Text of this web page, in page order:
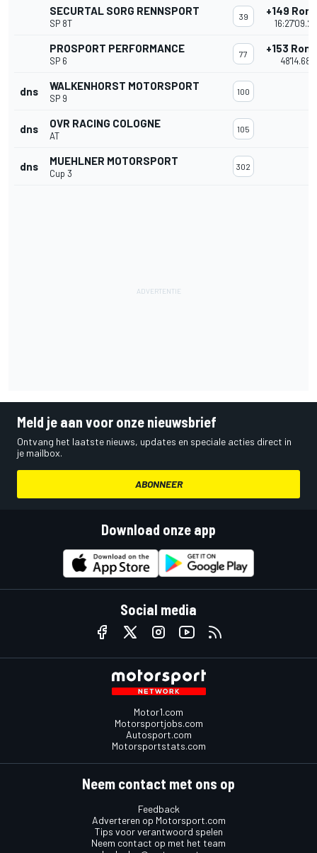
SECURTAL SORG RENNSPORT
SP 8T
39 +149
PROSPORT PERFORMANCE
SP 6
77 +153
48'14.682
dns WALKENHORST MOTORSPORT
SP 9
100
dns OVR RACING COLOGNE
AT
105
dns MUEHLNER MOTORSPORT
Cup 3
302
Meld je aan voor onze nieuwsbrief
Ontvang het laatste nieuws, updates en speciale acties direct in
je mailbox.
ABONNEER
Download onze app
Social media
Motor1.com
Motorsportjobs.com
Autosport.com
Motorsportstats.com
Neem contact met ons op
Feedback
Adverteren op Motorsport.com
Tips voor verantwoord spelen
Neem contact op met het team